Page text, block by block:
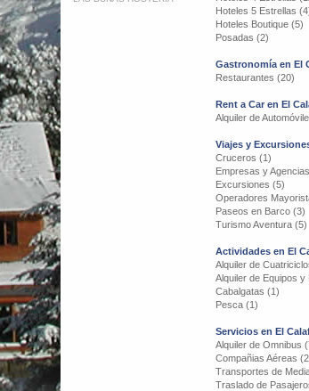
Hoteles 5 Estrellas
Hoteles Boutique (5)
Posadas (2)
Gastronomía en El
Restaurantes (20)
Rent a Car en El
Alquiler de
Viajes y
Cruceros (1)
Empresas y
Excursiones (5)
Operadores
Paseos en Barco (3)
Turismo Aventura (5)
Actividades en El
Alquiler de
Alquiler de Equipos y
Cabalgatas (1)
Pesca (1)
Servicios en El
Alquiler de Omnibus
Compañias Aéreas
Transportes de
Traslado de